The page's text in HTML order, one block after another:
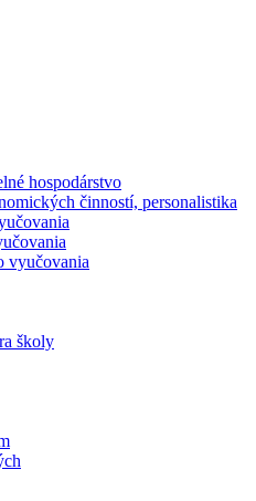
hospodárstvo
činností, personalistika
vyučovania
školy